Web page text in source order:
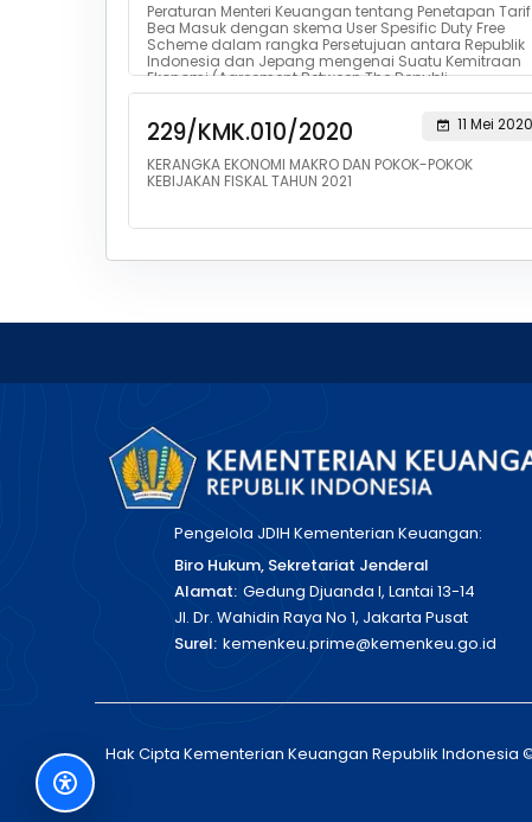
Peraturan Menteri Keuangan tentang Penetapan Tarif
Bea Masuk dengan skema User Spesific Duty Free
Scheme dalam rangka Persetujuan antara Republik
Indonesia dan Jepang mengenai Suatu Kemitraan
Ekonomi (Agreement Between The Republi...
229/KMK.010/2020
11 Mei 2020
KERANGKA EKONOMI MAKRO DAN POKOK-POKOK
KEBIJAKAN FISKAL TAHUN 2021
Pengelola JDIH Kementerian Keuangan:
Biro Hukum, Sekretariat Jenderal
Alamat: Gedung Djuanda I, Lantai 13-14
Jl. Dr. Wahidin Raya No 1, Jakarta Pusat
Surel: kemenkeu.prime@kemenkeu.go.id
Hak Cipta Kementerian Keuangan Republik Indonesia